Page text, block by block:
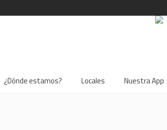
¿Dónde estamos? Locales Nuestra App